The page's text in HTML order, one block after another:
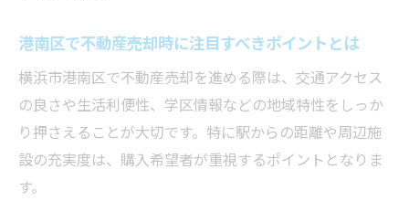
港南区で不動産売却時に注目すべきポイントとは
横浜市港南区で不動産売却を進める際は、交通アクセス
の良さや生活利便性、学区情報などの地域特性をしっか
り押さえることが大切です。特に駅からの距離や周辺施
設の充実度は、購入希望者が重視するポイントとなりま
す。